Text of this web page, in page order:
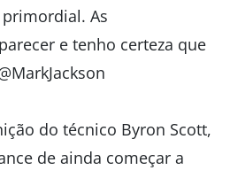
As
e tenho certeza que
do técnico Byron Scott,
de ainda começar a